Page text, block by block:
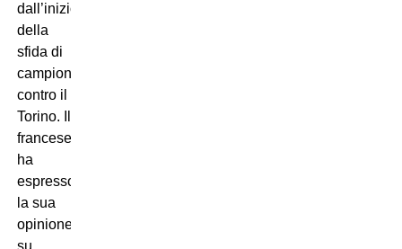
dall’inizio
della
sfida di
campionato
contro il
Torino. Il
francese
ha
espresso
la sua
opinione
su